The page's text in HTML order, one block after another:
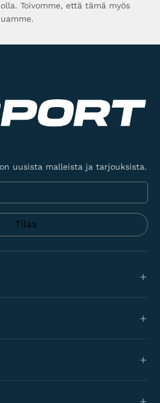
Toivomme, että tämä myös
uusista malleista ja tarjouksista.